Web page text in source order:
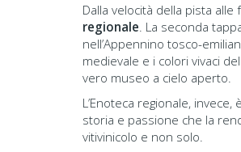
Dalla velocità della pista
regionale . La seconda
nell’Appennino tosco-
medievale e i colori vivaci
vero museo a cielo aperto.
L’Enoteca regionale,
storia e passione che la
vitivinicolo e non solo.